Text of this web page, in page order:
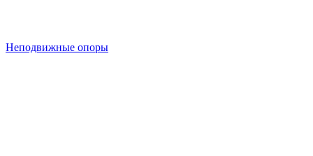
Неподвижные опоры